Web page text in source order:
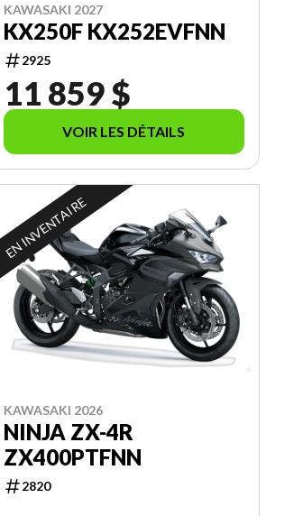
KAWASAKI 2027
KX250F KX252EVFNN
2925
11 859 $
VOIR LES DÉTAILS
EN INVENTAIRE
KAWASAKI 2026
NINJA ZX-4R
ZX400PTFNN
2820